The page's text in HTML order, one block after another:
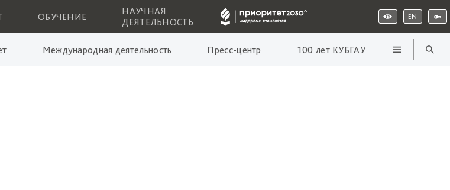
ОБУЧЕНИЕ
НАУЧНАЯ
ДЕЯТЕЛЬНОСТЬ
EN
Международная деятельность Пресс-центр 100 лет КУБГАУ